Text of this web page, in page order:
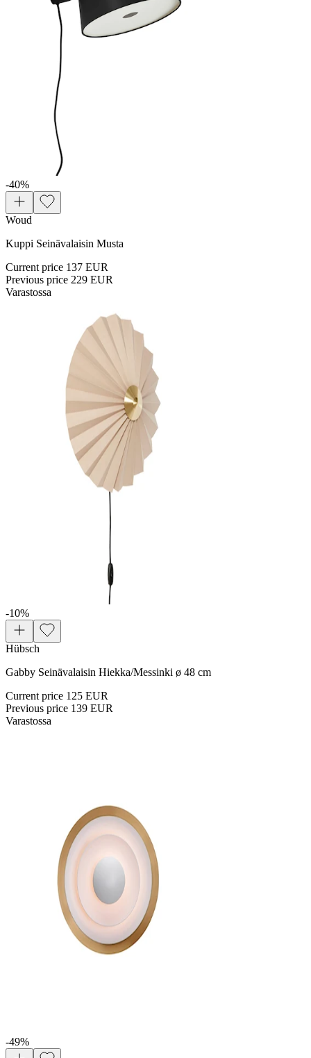
-40%
Woud
Kuppi Seinävalaisin Musta
Current price 137 EUR
Previous price 229 EUR
Varastossa
-10%
Hübsch
Gabby Seinävalaisin Hiekka/Messinki ø 48 cm
Current price 125 EUR
Previous price 139 EUR
Varastossa
-49%